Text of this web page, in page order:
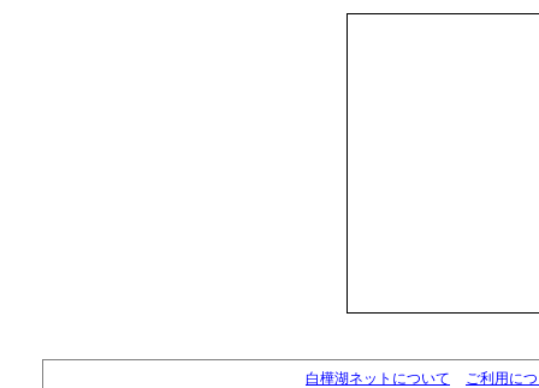
白樺湖ネットについて
ご利用に